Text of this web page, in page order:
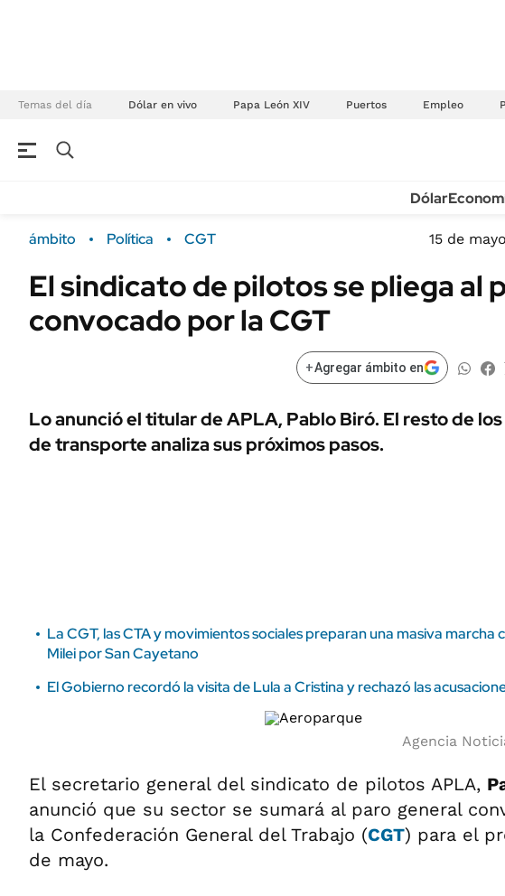
Temas del día Dólar en vivo Papa León XIV Puertos Empleo
Campo
FINANZAS
ÁMBITO DEBATE
MEDIAKIT AMBITO DEBATE
Sustentabilidad
Seguros
POLÍTICA
Municipios
Dólar
ámbito Política CGT 15 de
El sindicato de pilotos se pliega al
convocado por la CGT
+Agregar ámbito en
Lo anunció el titular de APLA, Pablo Biró. El resto de
de transporte analiza sus próximos pasos.
La CGT, las CTA y movimientos sociales preparan una masiva marcha
Milei por San Cayetano
El Gobierno recordó la visita de Lula a Cristina y rechazó las
Agencia
El secretario general del sindicato de pilotos APLA,
anunció que su sector se sumará al paro general
la Confederación General del Trabajo (CGT) para el
de mayo.